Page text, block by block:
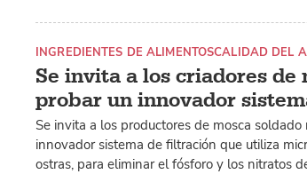
Se invita a los criadores de
probar un innovador
INGREDIENTES DE ALIMENTOSCALIDAD DEL
Se invita a los productores de mosca
innovador sistema de filtración que utiliza
ostras, para eliminar el fósforo y los nitratos